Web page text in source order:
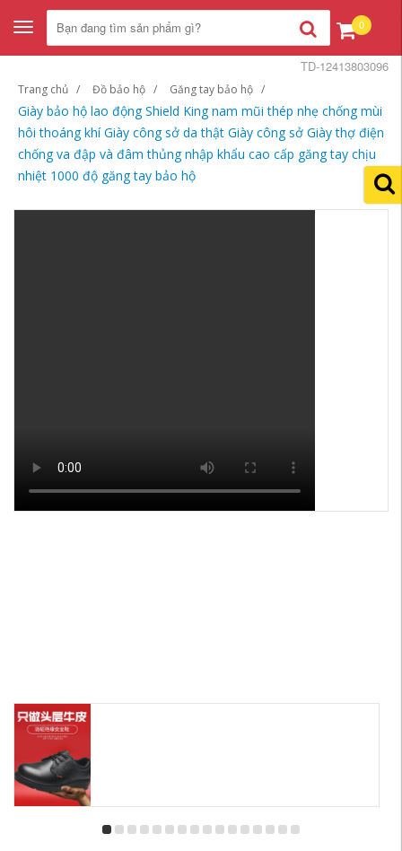
Toggle
navigation
0
Trang chủ Đồ bảo hộ Găng tay bảo hộ
Giày bảo hộ lao động Shield King nam mũi thép nhẹ chống mùi
hôi thoáng khí Giày công sở da thật Giày công sở Giày thợ điện
chống va đập và đâm thủng nhập khẩu cao cấp găng tay chịu
nhiệt 1000 độ găng tay bảo hộ
TD-12413803096